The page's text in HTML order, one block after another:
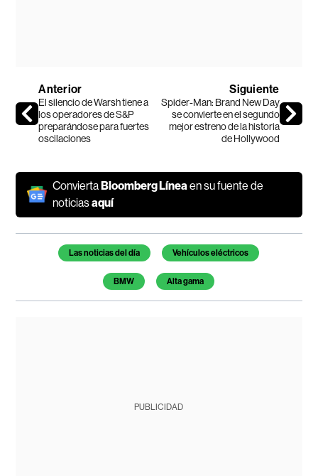
Anterior
El silencio de Warsh tiene a
los operadores de S&P
preparándose para fuertes
oscilaciones
Siguiente
Spider-Man: Brand New Day
se convierte en el segundo
mejor estreno de la historia
de Hollywood
ConviertaBloomberg Línea en su fuente de
noticiasaquí
Temas de este artículo
Las noticias del día Vehículos eléctricos
BMW Alta gama
PUBLICIDAD